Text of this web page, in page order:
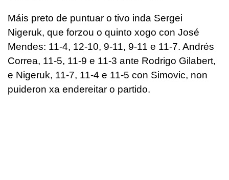
Máis preto de puntuar o tivo inda Sergei
Nigeruk, que forzou o quinto xogo con José
Mendes: 11-4, 12-10, 9-11, 9-11 e 11-7. Andrés
Correa, 11-5, 11-9 e 11-3 ante Rodrigo Gilabert,
e Nigeruk, 11-7, 11-4 e 11-5 con Simovic, non
puideron xa endereitar o partido.